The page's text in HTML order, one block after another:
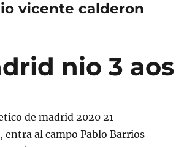
vicente calderon
nio 3 aos
entra al campo Pablo Barrios